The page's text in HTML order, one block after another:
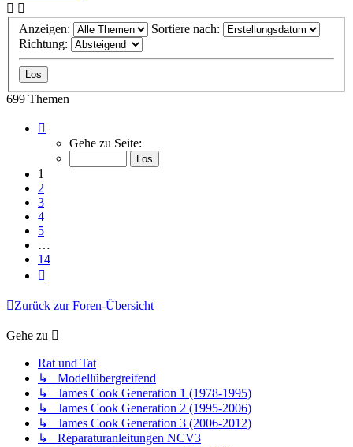
Anzeigen:
Sortiere nach:
Richtung:
699 Themen
von
Gehe zu Seite:
1
2
3
4
5
…
14
Zurück zur Foren-Übersicht
Gehe zu
Rat und Tat
↳ Modellübergreifend
↳ James Cook Generation 1 (1978-1995)
↳ James Cook Generation 2 (1995-2006)
↳ James Cook Generation 3 (2006-2012)
↳ Reparaturanleitungen NCV3